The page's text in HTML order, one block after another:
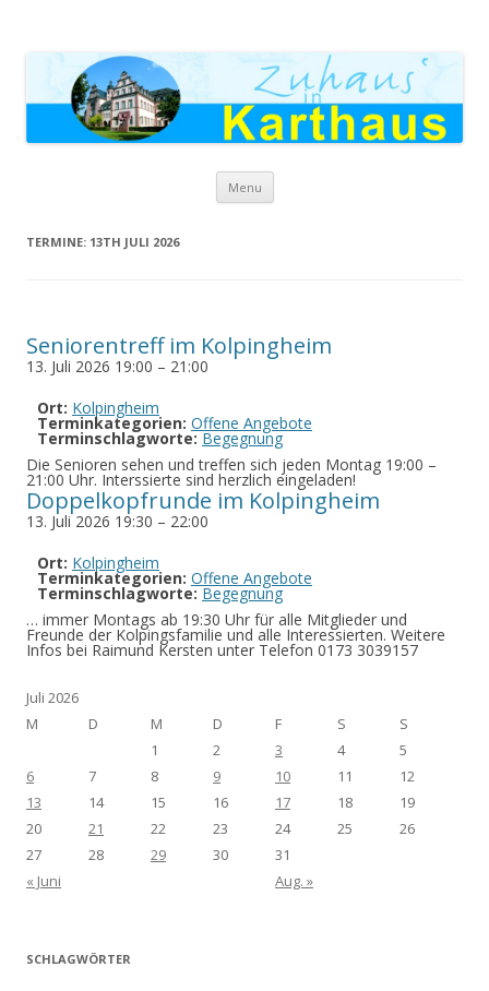
Menu Skip to content
TERMINE: 13TH JULI 2026
Seniorentreff im Kolpingheim
13. Juli 2026 19:00 – 21:00
Ort: Kolpingheim
Terminkategorien: Offene Angebote
Terminschlagworte: Begegnung
Die Senioren sehen und treffen sich jeden Montag 19:00 –
21:00 Uhr. Interssierte sind herzlich eingeladen!
Doppelkopfrunde im Kolpingheim
13. Juli 2026 19:30 – 22:00
Ort: Kolpingheim
Terminkategorien: Offene Angebote
Terminschlagworte: Begegnung
… immer Montags ab 19:30 Uhr für alle Mitglieder und
Freunde der Kolpingsfamilie und alle Interessierten. Weitere
Infos bei Raimund Kersten unter Telefon 0173 3039157
Juli 2026
M
D M D F S
S
1
2 3 4
5
6
7 8 9 10 11
12
13
14 15 16 17 18
19
20
21 22 23 24 25
26
27
28 29 30
31
« Juni
Aug. »
SCHLAGWÖRTER